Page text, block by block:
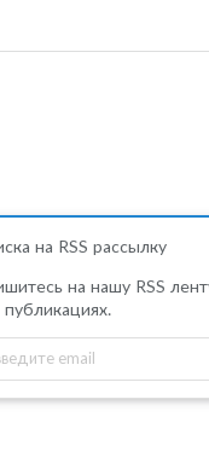
на RSS рассылку
на нашу RSS